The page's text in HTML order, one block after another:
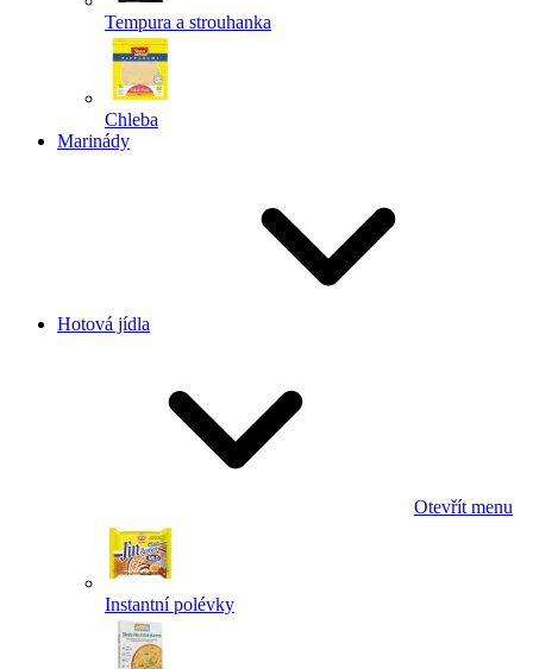
Tempura a strouhanka
Chleba
Marinády
Hotová jídla
Otevřít menu
Instantní polévky